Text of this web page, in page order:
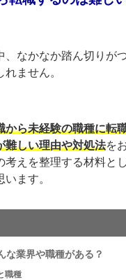
、なかなか踏ん切りが
ません。
から未経験の職種に転
難しい理由や対処法を
考えを整理する材料と
ます。
な業界や職種がある？
職種